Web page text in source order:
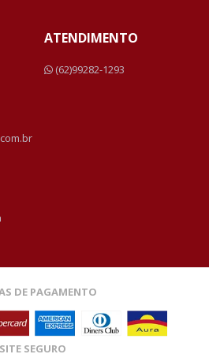
ATENDIMENTO
(62)99282-1293
DE PAGAMENTO
SITE SEGURO